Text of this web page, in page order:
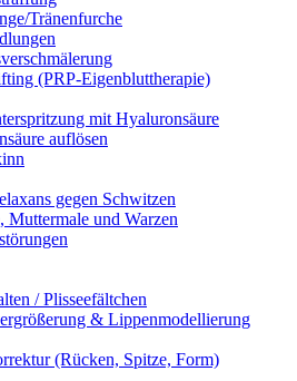
Tränenfurche
(PRP-Eigenbluttherapie)
mit Hyaluronsäure
auflösen
gegen Schwitzen
Muttermale und Warzen
/ Plisseefältchen
& Lippenmodellierung
(Rücken, Spitze, Form)